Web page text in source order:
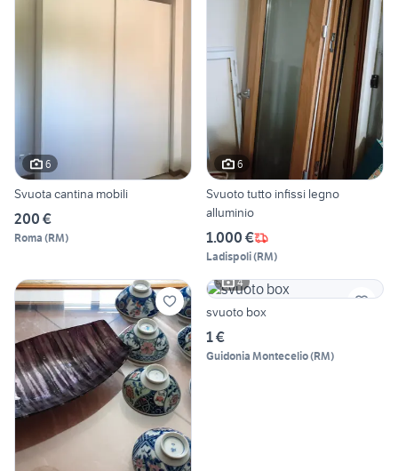
6
Svuota cantina mobili
200 €
Roma (RM)
6
Svuoto tutto infissi legno
alluminio
1.000 €
Ladispoli(RM)
4
svuoto box
1 €
Guidonia Montecelio(RM)